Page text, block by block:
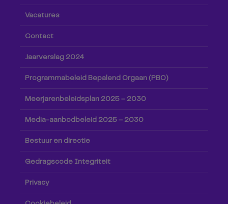
Vacatures
Contact
Jaarverslag 2024
Programmabeleid Bepalend Orgaan (PBO)
Meerjarenbeleidsplan 2025 – 2030
Media-aanbodbeleid 2025 – 2030
Bestuur en directie
Gedragscode Integriteit
Privacy